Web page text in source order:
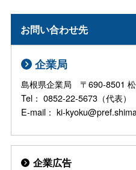
お問い合わせ先
企業局
島根県企業局 〒690-8501
Tel： 0852-22-5673（代表
E-mail： ki-
企業広告